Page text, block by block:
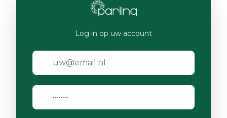
Log in op uw account